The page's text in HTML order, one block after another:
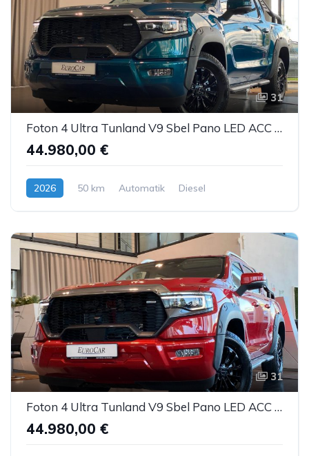
31
Foton 4 Ultra Tunland V9 Sbel Pano LED ACC AHK 360°
44.980,00 €
2026 50 km Automatik Diesel
31
Foton 4 Ultra Tunland V9 Sbel Pano LED ACC AHK 360°
44.980,00 €